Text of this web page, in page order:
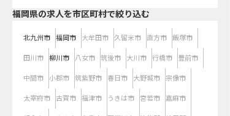
福岡県の求人を市区町村で絞り込む
北九州市 福岡市 大牟田市 久留米市 直方市 飯塚市
田川市 柳川市 八女市 筑後市 大川市 行橋市 豊前市
中間市 小郡市 筑紫野市 春日市 大野城市 宗像市
太宰府市 古賀市 福津市 うきは市 宮若市 嘉麻市